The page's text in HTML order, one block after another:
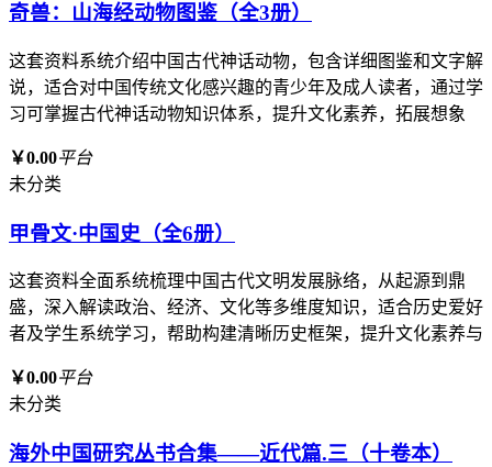
奇兽：山海经动物图鉴（全3册）
这套资料系统介绍中国古代神话动物，包含详细图鉴和文字解
说，适合对中国传统文化感兴趣的青少年及成人读者，通过学
习可掌握古代神话动物知识体系，提升文化素养，拓展想象
￥0.00平台
未分类
甲骨文·中国史（全6册）
这套资料全面系统梳理中国古代文明发展脉络，从起源到鼎
盛，深入解读政治、经济、文化等多维度知识，适合历史爱好
者及学生系统学习，帮助构建清晰历史框架，提升文化素养与
￥0.00平台
未分类
海外中国研究丛书合集——近代篇.三（十卷本）